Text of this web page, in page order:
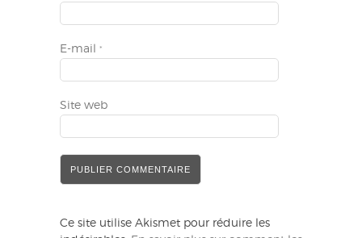
E-mail *
Site web
Ce site utilise Akismet pour réduire les